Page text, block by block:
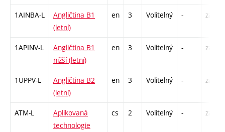
1AINBA-L
Angličtina B1
(letní)
en 3 Volitelný - zá,zk
1APINV-L
Angličtina B1
nižší (letní)
en 3 Volitelný - zá,zk
1UPPV-L
Angličtina B2
(letní)
en 3 Volitelný - zá,zk
ATM-L
Aplikovaná
technologie
cs 2 Volitelný - zá